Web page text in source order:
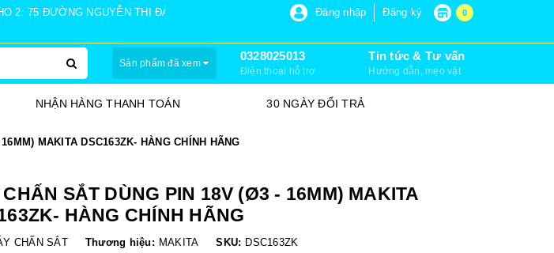
2: 75 ĐƯỜNG NGUYỄN THỊ ĐÀNH, ẤP 6, XUÂN THỚI SƠN, HÓC MÔN)
0
Đăng nhập Đăng ký
Sản phẩm đã xem
0328025013
Điện thoại hỗ trợ
Tin tức & Tư vấn
Hướng dẫn, mẹo vặt
NHẬN HÀNG THANH TOÁN 30 NGÀY ĐỔI TRẢ
MAKITA DSC163ZK- HÀNG CHÍNH HÃNG
CHẤN SẮT DÙNG PIN 18V (Ø3 - 16MM) MAKITA
HÀNG CHÍNH HÃNG
CHẤN SẮT Thương hiệu: MAKITA SKU: DSC163ZK